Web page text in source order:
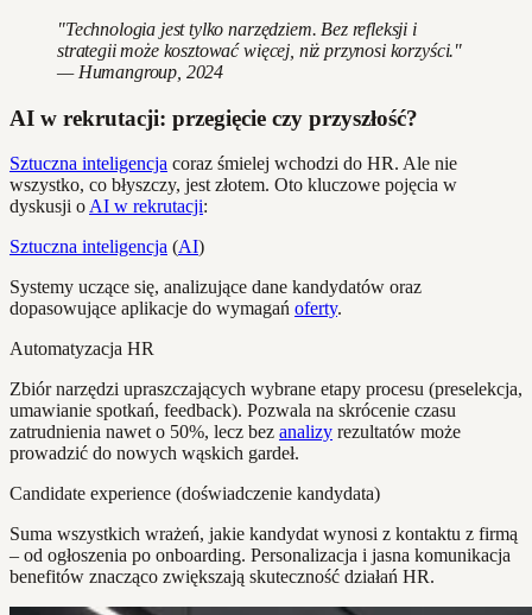
"Technologia jest tylko narzędziem. Bez refleksji i
strategii może kosztować więcej, niż przynosi korzyści."
— Humangroup, 2024
AI w rekrutacji: przegięcie czy przyszłość?
Sztuczna inteligencja coraz śmielej wchodzi do HR. Ale nie
wszystko, co błyszczy, jest złotem. Oto kluczowe pojęcia w
dyskusji o AI w rekrutacji:
Sztuczna inteligencja (AI)
Systemy uczące się, analizujące dane kandydatów oraz
dopasowujące aplikacje do wymagań oferty.
Automatyzacja HR
Zbiór narzędzi upraszczających wybrane etapy procesu (preselekcja,
umawianie spotkań, feedback). Pozwala na skrócenie czasu
zatrudnienia nawet o 50%, lecz bez analizy rezultatów może
prowadzić do nowych wąskich gardeł.
Candidate experience (doświadczenie kandydata)
Suma wszystkich wrażeń, jakie kandydat wynosi z kontaktu z firmą
– od ogłoszenia po onboarding. Personalizacja i jasna komunikacja
benefitów znacząco zwiększają skuteczność działań HR.